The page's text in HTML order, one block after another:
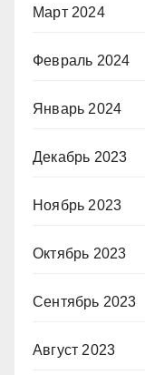
Март 2024
Февраль 2024
Январь 2024
Декабрь 2023
Ноябрь 2023
Октябрь 2023
Сентябрь 2023
Август 2023